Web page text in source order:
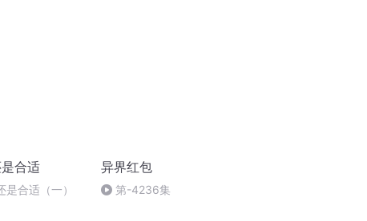
合适
合适（一）
异界红包
第-4236集